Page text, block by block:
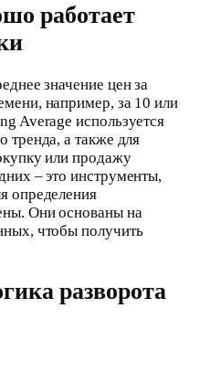
работает
значение цен за
например, за 10 или
Average используется
тренда, а также для
или продажу
– это инструменты,
определения
Они основаны на
чтобы получить
разворота